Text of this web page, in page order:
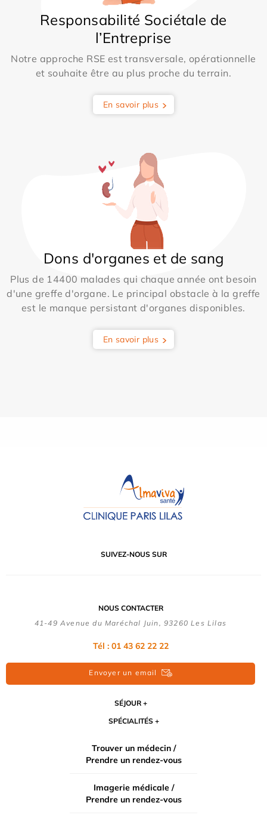
Responsabilité Sociétale de
l’Entreprise
Notre approche RSE est transversale, opérationnelle
et souhaite être au plus proche du terrain.
En savoir plus
Dons d'organes et de sang
Plus de 14400 malades qui chaque année ont besoin
d'une greffe d'organe. Le principal obstacle à la greffe
est le manque persistant d'organes disponibles.
En savoir plus
SUIVEZ-NOUS SUR
NOUS CONTACTER
41-49 Avenue du Maréchal Juin, 93260 Les Lilas
Tél : 01 43 62 22 22
Envoyer un email
SÉJOUR
SPÉCIALITÉS
Trouver un médecin /
Prendre un rendez-vous
Imagerie médicale /
Prendre un rendez-vous